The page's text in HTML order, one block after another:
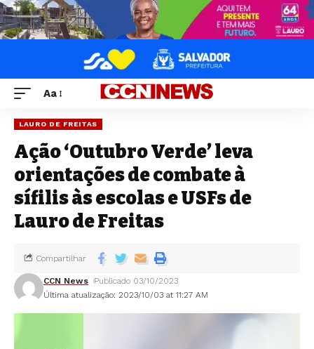
Aa
LAURO DE FREITAS
Ação ‘Outubro Verde’ leva
orientações de combate à
sífilis às escolas e USFs de
Lauro de Freitas
Última atualização: 2023/10/03 at 11:27 AM
CCN News Publicado 03/10/2023
Compartilhar